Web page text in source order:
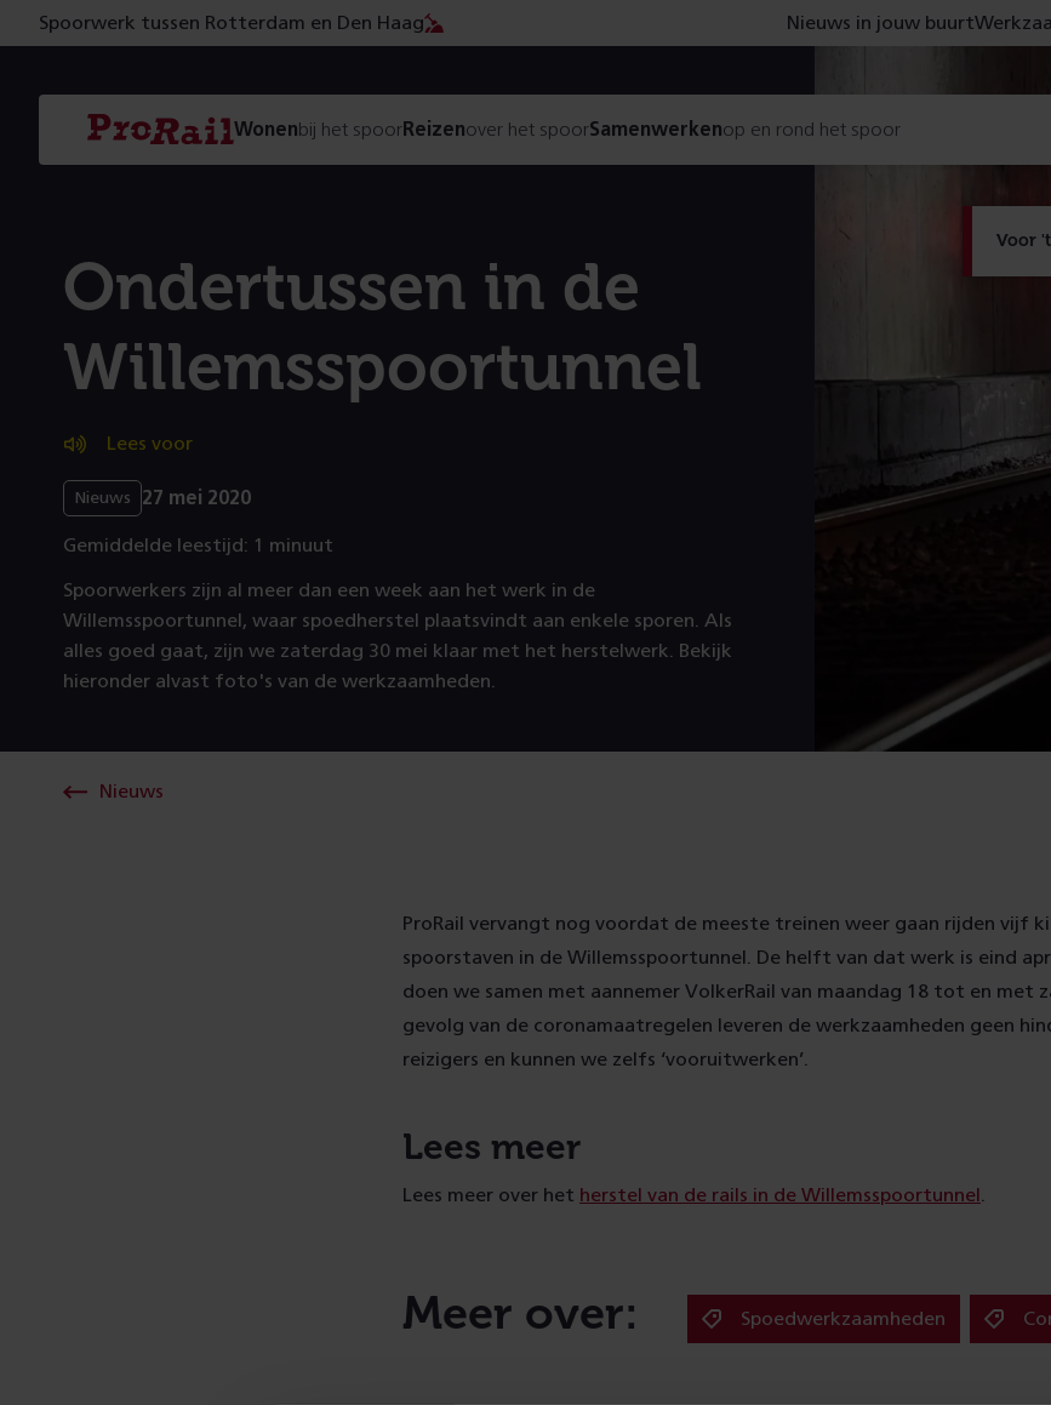
Voor
Spoorwerk tussen Rotterdam en Den Haag Nieuws in jouw buurt
Navigatie
Homepage
ProRail
Wonenbij het spoorReizenover het spoorSamenwerkenop en rond het spoor
Ondertussen in de
Willemsspoortunnel
Lees voor
Nieuws 27 mei 2020
Gemiddelde leestijd: 1 minuut
Spoorwerkers zijn al meer dan een week aan het werk in de
Willemsspoortunnel, waar spoedherstel plaatsvindt aan enkele sporen. Als
alles goed gaat, zijn we zaterdag 30 mei klaar met het herstelwerk. Bekijk
hieronder alvast foto's van de werkzaamheden.
Nieuws
ProRail vervangt nog voordat de meeste treinen weer gaan rijden vijf
spoorstaven in de Willemsspoortunnel. De helft van dat werk is eind
doen we samen met aannemer VolkerRail van maandag 18 tot en met
gevolg van de coronamaatregelen leveren de werkzaamheden geen
reizigers en kunnen we zelfs ‘vooruitwerken’.
Lees meer
Lees meer over het herstel van de rails in de Willemsspoortunnel
Meer over: Spoedwerkzaamheden